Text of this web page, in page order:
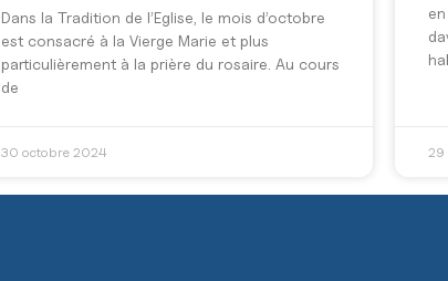
Dans la Tradition de l’Eglise, le mois d’octobre
est consacré à la Vierge Marie et plus
particulièrement à la prière du rosaire. Au cours
de
30 octobre 2024 29